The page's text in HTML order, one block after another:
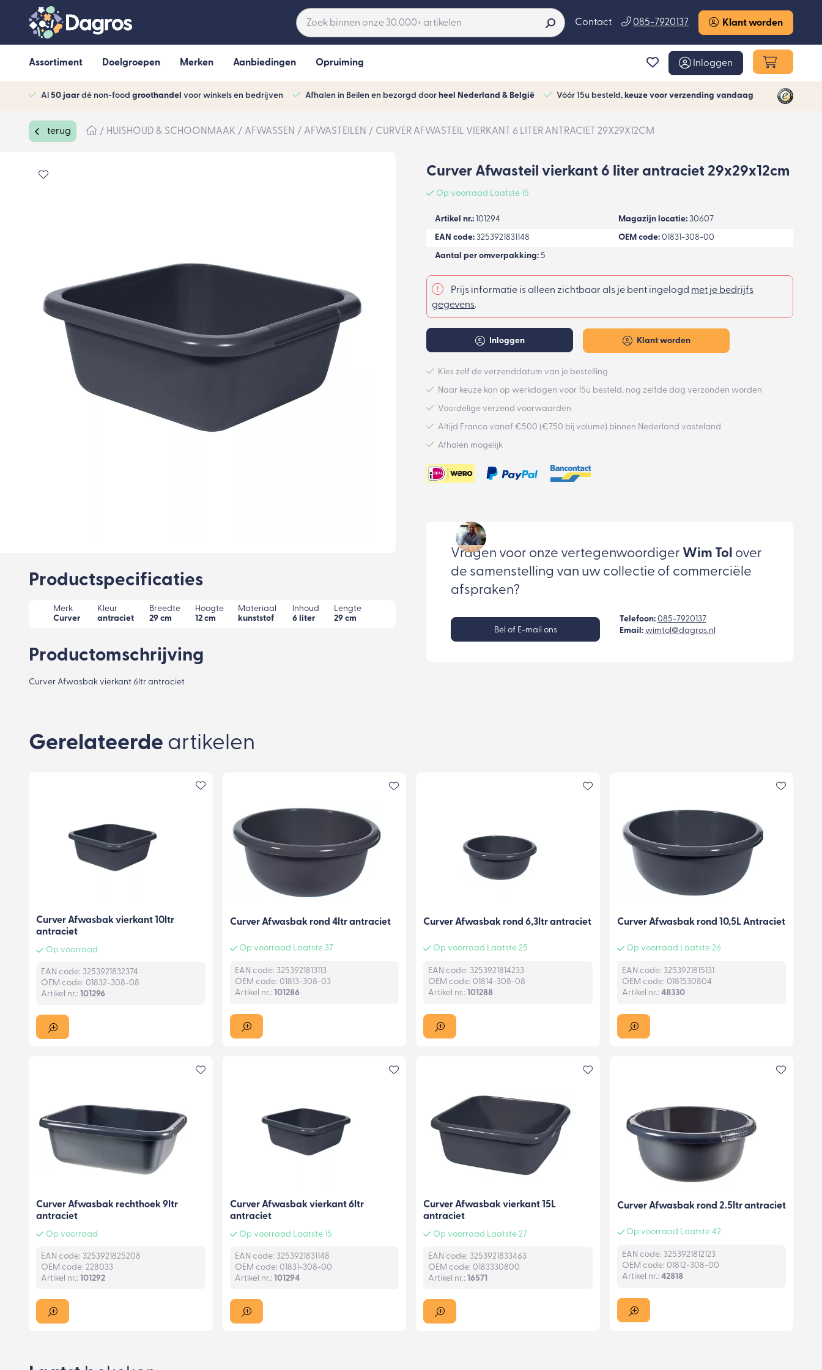
Contact 085-7920137 Klant worden
Assortiment Doelgroepen Merken Aanbiedingen Opruiming Inloggen
Al 50 jaar dé non-food groothandel voor winkels en bedrijven Afhalen in Beilen en bezorgd door heel Nederland & België Vóór 15u besteld, keuze voor verzending vandaag
terug HUISHOUD & SCHOONMAAK AFWASSEN AFWASTEILEN CURVER AFWASTEIL VIERKANT 6 LITER ANTRACIET 29X29X12CM
Productspecificaties
Merk
Curver
Kleur
antraciet
Breedte
29 cm
Hoogte
12 cm
Materiaal
kunststof
Inhoud
6 liter
Lengte
29 cm
Productomschrijving
Curver Afwasbak vierkant 6ltr antraciet
Curver Afwasteil vierkant 6 liter antraciet 29x29x12cm
Op voorraad Laatste 15
Artikel nr.: 101294 Magazijn locatie: 30607
EAN code: 3253921831148 OEM code: 01831-308-00
Aantal per omverpakking: 5
Prijs informatie is alleen zichtbaar als je bent ingelogd met je bedrijfs
gegevens.
Inloggen Klant worden
Kies zelf de verzenddatum van je bestelling
Naar keuze kan op werkdagen voor 15u besteld, nog zelfde dag verzonden worden
Voordelige verzend voorwaarden
Altijd Franco vanaf €500 (€750 bij volume) binnen Nederland vasteland
Afhalen mogelijk
Vragen voor onze vertegenwoordiger Wim Tol over
de samenstelling van uw collectie of commerciële
afspraken?
Bel of E-mail ons
Telefoon: 085-7920137
Email: wimtol@dagros.nl
Gerelateerde artikelen
Curver Afwasbak vierkant 10ltr
antraciet
Op voorraad
EAN code: 3253921832374
OEM code: 01832-308-08
Artikel nr.: 101296
Curver Afwasbak rond 4ltr antraciet
Op voorraad Laatste 37
EAN code: 3253921813113
OEM code: 01813-308-03
Artikel nr.: 101286
Curver Afwasbak rond 6,3ltr antraciet
Op voorraad Laatste 25
EAN code: 3253921814233
OEM code: 01814-308-08
Artikel nr.: 101288
Curver Afwasbak rond 10,5L Antraciet
Op voorraad Laatste 26
EAN code: 3253921815131
OEM code: 0181530804
Artikel nr.: 48330
Curver Afwasbak rechthoek 9ltr
antraciet
Op voorraad
EAN code: 3253921825208
OEM code: 228033
Artikel nr.: 101292
Curver Afwasbak vierkant 6ltr
antraciet
Op voorraad Laatste 15
EAN code: 3253921831148
OEM code: 01831-308-00
Artikel nr.: 101294
Curver Afwasbak vierkant 15L
antraciet
Op voorraad Laatste 27
EAN code: 3253921833463
OEM code: 0183330800
Artikel nr.: 16571
Curver Afwasbak rond 2.5ltr antraciet
Op voorraad Laatste 42
EAN code: 3253921812123
OEM code: 01812-308-00
Artikel nr.: 42818